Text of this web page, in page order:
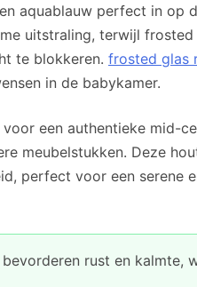
aquablauw perfect in op
uitstraling, terwijl
te blokkeren. frosted glas
in de babykamer.
een authentieke mid-
meubelstukken. Deze
perfect voor een serene
rust en kalmte,